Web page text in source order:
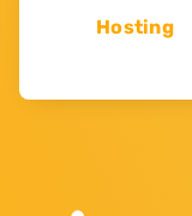
Hosting